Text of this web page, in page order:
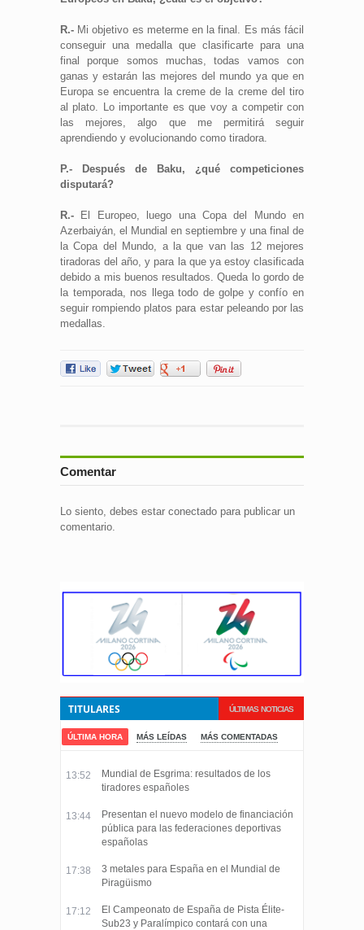
R.- Mi objetivo es meterme en la final. Es más fácil
conseguir una medalla que clasificarte para una
final porque somos muchas, todas vamos con
ganas y estarán las mejores del mundo ya que en
Europa se encuentra la creme de la creme del tiro
al plato. Lo importante es que voy a competir con
las mejores, algo que me permitirá seguir
aprendiendo y evolucionando como tiradora.
P.- Después de Baku, ¿qué competiciones
disputará?
R.- El Europeo, luego una Copa del Mundo en
Azerbaiyán, el Mundial en septiembre y una final de
la Copa del Mundo, a la que van las 12 mejores
tiradoras del año, y para la que ya estoy clasificada
debido a mis buenos resultados. Queda lo gordo de
la temporada, nos llega todo de golpe y confío en
seguir rompiendo platos para estar peleando por las
medallas.
Comentar
Lo siento, debes estar conectado para publicar un
comentario.
ÚLTIMAS NOTICIAS
TITULARES
ÚLTIMA HORA MÁS LEÍDAS MÁS COMENTADAS
13:52
Mundial de Esgrima: resultados de los
tiradores españoles
13:44
Presentan el nuevo modelo de financiación
pública para las federaciones deportivas
españolas
17:38
3 metales para España en el Mundial de
Piragüismo
17:12
El Campeonato de España de Pista Élite-
Sub23 y Paralímpico contará con una